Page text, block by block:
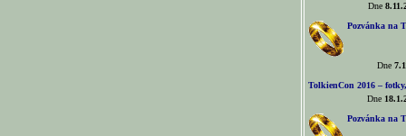
Dne
Pozvánka na
Dne
TolkienCon 2016 –
Dne
Pozvánka na